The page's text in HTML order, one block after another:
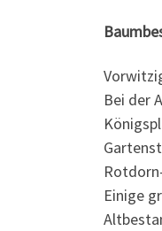
Bei der
Einige